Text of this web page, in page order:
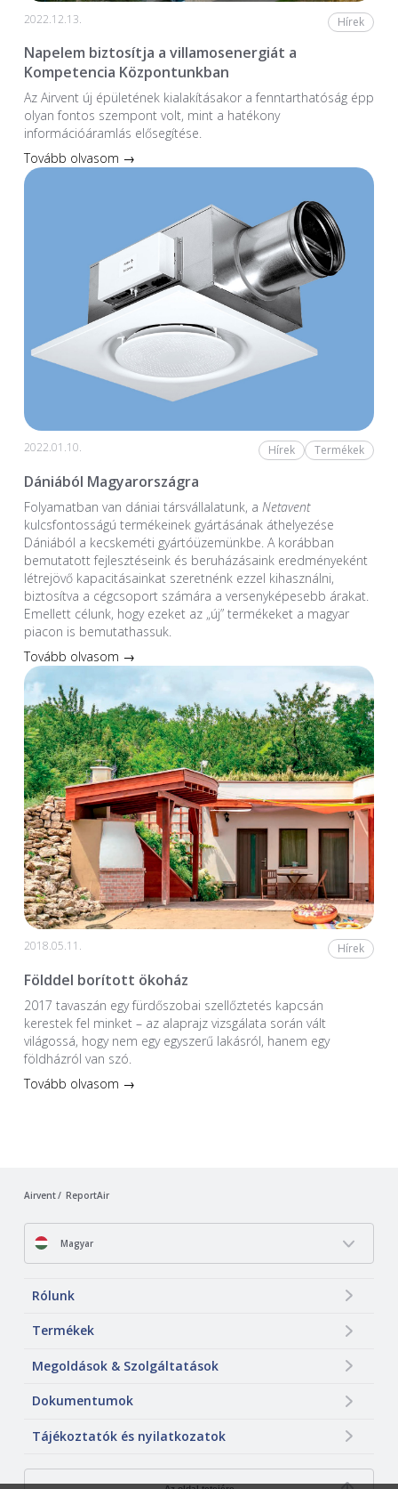
2022.12.13. Hírek
Napelem biztosítja a villamosenergiát a
Kompetencia Központunkban
Az Airvent új épületének kialakításakor a fenntarthatóság épp
olyan fontos szempont volt, mint a hatékony
információáramlás elősegítése.
Tovább olvasom →
2022.01.10. Hírek Termékek
Dániából Magyarországra
Folyamatban van dániai társvállalatunk, a Netavent
kulcsfontosságú termékeinek gyártásának áthelyezése
Dániából a kecskeméti gyártóüzemünkbe. A korábban
bemutatott fejlesztéseink és beruházásaink eredményeként
létrejövő kapacitásainkat szeretnénk ezzel kihasználni,
biztosítva a cégcsoport számára a versenyképesebb árakat.
Emellett célunk, hogy ezeket az „új” termékeket a magyar
piacon is bemutathassuk.
Tovább olvasom →
2018.05.11. Hírek
Földdel borított ökoház
2017 tavaszán egy fürdőszobai szellőztetés kapcsán
kerestek fel minket – az alaprajz vizsgálata során vált
világossá, hogy nem egy egyszerű lakásról, hanem egy
földházról van szó.
Tovább olvasom →
Airvent ReportAir
Magyar
Rólunk
Termékek
Megoldások & Szolgáltatások
Dokumentumok
Tájékoztatók és nyilatkozatok